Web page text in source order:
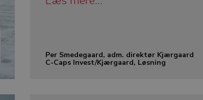
Per Smedegaard, adm. direktør Kjærgaard
C-Caps Invest/Kjærgaard, Løsning